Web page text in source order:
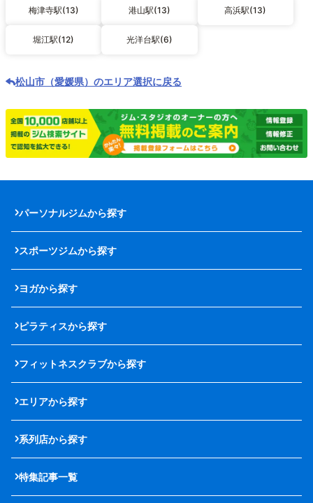
梅津寺駅(13) 港山駅(13) 高浜駅(13)
堀江駅(12) 光洋台駅(6)
松山市（愛媛県）のエリア選択に戻る
パーソナルジムから探す
スポーツジムから探す
ヨガから探す
ピラティスから探す
フィットネスクラブから探す
エリアから探す
系列店から探す
特集記事一覧